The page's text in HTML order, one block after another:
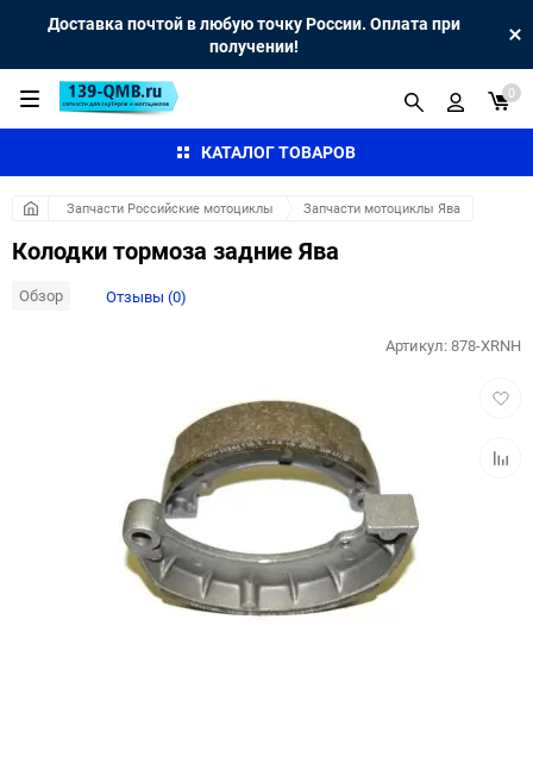
Доставка почтой в любую точку России. Оплата при
получении!
КАТАЛОГ ТОВАРОВ
0
Запчасти Российские мотоциклы Запчасти мотоциклы Ява
Колодки тормоза задние Ява
Обзор Отзывы (0)
Артикул:878-XRNH